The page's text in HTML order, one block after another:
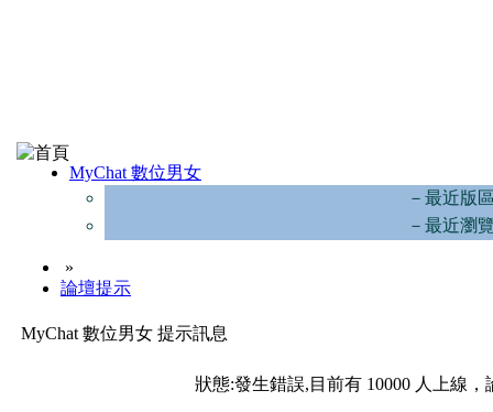
MyChat 數位男女
－最近版
－最近瀏
»
論壇提示
MyChat 數位男女 提示訊息
狀態:發生錯誤,目前有 10000 人上線